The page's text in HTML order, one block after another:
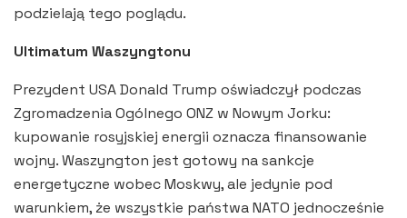
podzielają tego poglądu.
Ultimatum Waszyngtonu
Prezydent USA Donald Trump oświadczył podczas
Zgromadzenia Ogólnego ONZ w Nowym Jorku:
kupowanie rosyjskiej energii oznacza finansowanie
wojny. Waszyngton jest gotowy na sankcje
energetyczne wobec Moskwy, ale jedynie pod
warunkiem, że wszystkie państwa NATO jednocześnie